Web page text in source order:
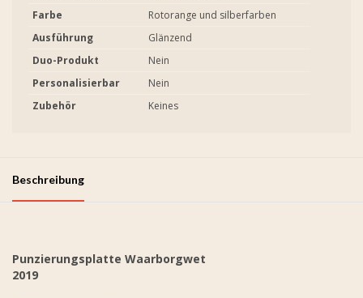
Farbe
Rotorange und silberfarben
Ausführung
Glänzend
Duo-Produkt
Nein
Personalisierbar
Nein
Zubehör
Keines
Beschreibung
Punzierungsplatte Waarborgwet
2019